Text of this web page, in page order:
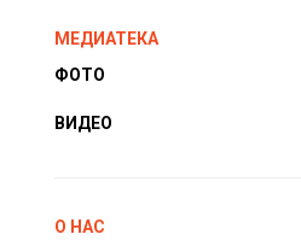
МЕДИАТЕКА
ФОТО
ВИДЕО
О НАС